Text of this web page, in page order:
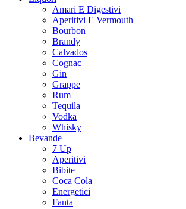
Amari E Digestivi
Aperitivi E Vermouth
Bourbon
Brandy
Calvados
Cognac
Gin
Grappe
Rum
Tequila
Vodka
Whisky
Bevande
7 Up
Aperitivi
Bibite
Coca Cola
Energetici
Fanta